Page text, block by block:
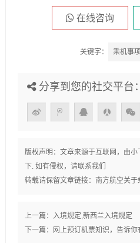
在线咨询
关键字： 乘机事项
分享到您的社交平台：
版权声明：文章来源于互联网，由小
下. 如有侵权，请联系我们
转载请保留文章链接： 南方航空关于
上一篇： 入境规定,新西兰入境规定
下一篇：
网上预订机票知识，告诉你